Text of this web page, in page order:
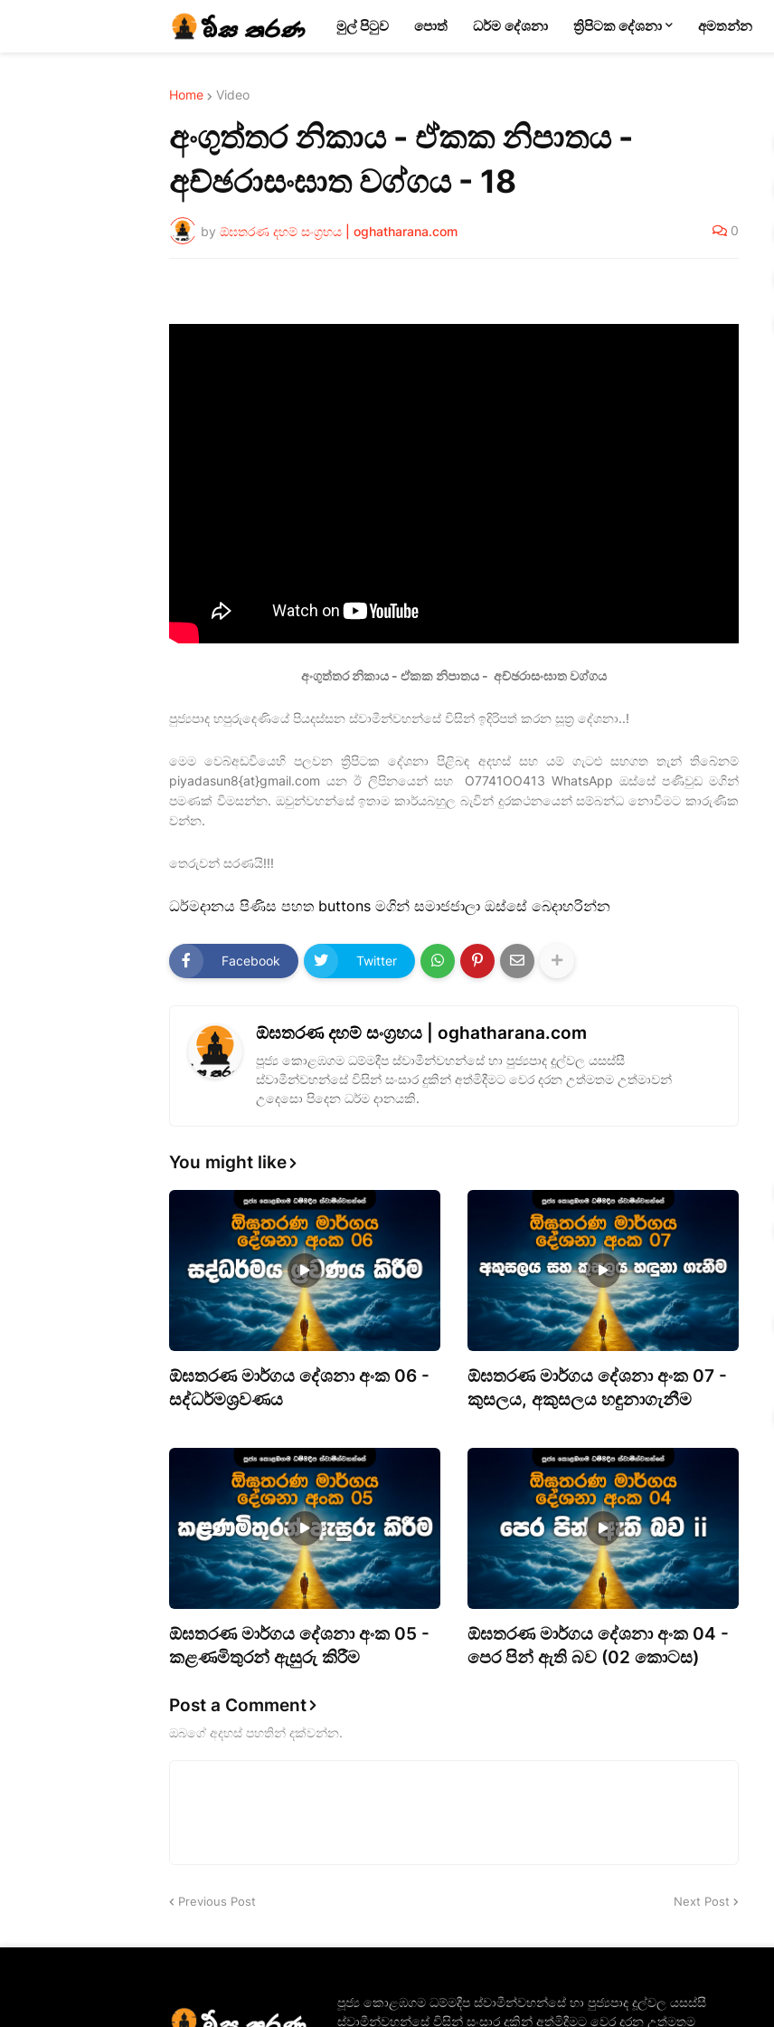
මුල් පිටුව පොත් ධර්ම දේශනා ත්‍රිපිටක දේශනා අමතන්න
Home Video
අංගුත්තර නිකාය - ඒකක නිපාතය -
අච්ඡරාසංඝාත වග්ගය - 18
by ඕඝතරණ දහම් සංග්‍රහය | oghatharana.com 0
අංගුත්තර නිකාය - ඒකක නිපාතය - අච්ඡරාසංඝාත වග්ගය
පුජ්‍යපාද හපුරුදෙණියේ පියදස්සන ස්වාමීන්වහන්සේ විසින් ඉදිරිපත් කරන සූත්‍ර දේශනා..!
මෙම වෙබ්අඩවියෙහි පලවන ත්‍රිපිටක දේශනා පිළිබඳ අදහස් සහ යම් ගැටළු සහගත තැන් තිබේනම්
piyadasun8{at}gmail.com යන ඊ ලිපිනයෙන් සහ O7741OO413 WhatsApp ඔස්සේ පණිවුඩ මගින්
පමණක් විමසන්න. ඔවුන්වහන්සේ ඉතාම කාර්යබහුල බැවින් දුරකථනයෙන් සම්බන්ධ නොවීමට කාරුණික
වන්න.
තෙරුවන් සරණයි!!!
ධර්මදානය පිණිස පහත buttons මගින් සමාජජාලා ඔස්සේ බෙදාහරින්න
Facebook Twitter
ඕඝතරණ දහම් සංග්‍රහය | oghatharana.com
පූජ්‍ය කොළඹගම ධම්මදීප ස්වාමීන්වහන්සේ හා පුජ්‍යපාද දූල්වල යසස්සී
ස්වාමීන්වහන්සේ විසින් සංසාර දුකින් අත්මිදීමට වෙර දරන උත්මතම උත්මාවන්
උදෙසො පිදෙන ධර්ම දානයකි.
You might like
ඕඝතරණ මාර්ගය දේශනා අංක 06 -
සද්ධර්මශ්‍රවණය
ඕඝතරණ මාර්ගය දේශනා අංක 07 -
කුසලය, අකුසලය හඳුනාගැනීම
ඕඝතරණ මාර්ගය දේශනා අංක 05 -
කළණමිතුරන් ඇසුරු කිරීම
ඕඝතරණ මාර්ගය දේශනා අංක 04 -
පෙර පින් ඇති බව (02 කොටස)
Post a Comment
ඔබගේ අදහස් පහතින් දක්වන්න.
Previous Post Next Post
පූජ්‍ය කොළඹගම ධම්මදීප ස්වාමීන්වහන්සේ හා පුජ්‍යපාද දූල්වල යසස්සී
ස්වාමීන්වහන්සේ විසින් සංසාර දුකින් අත්මිදීමට වෙර දරන උත්මතම